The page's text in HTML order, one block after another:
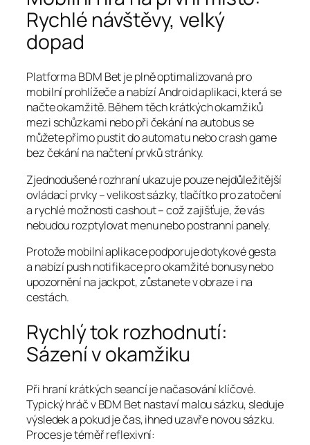
Rychlé návštěvy, velký
dopad
Platforma BDM Bet je plně optimalizovaná pro
mobilní prohlížeče a nabízí Android aplikaci, která se
načte okamžitě. Během těch krátkých okamžiků
mezi schůzkami nebo při čekání na autobus se
můžete přímo pustit do automatu nebo crash game
bez čekání na načtení prvků stránky.
Zjednodušené rozhraní ukazuje pouze nejdůležitější
ovládací prvky – velikost sázky, tlačítko pro zatočení
a rychlé možnosti cashout – což zajišťuje, že vás
nebudou rozptylovat menu nebo postranní panely.
Protože mobilní aplikace podporuje dotykové gesta
a nabízí push notifikace pro okamžité bonusy nebo
upozornění na jackpot, zůstanete v obraze i na
cestách.
Rychlý tok rozhodnutí:
Sázení v okamžiku
Při hraní krátkých seancí je načasování klíčové.
Typický hráč v BDM Bet nastaví malou sázku, sleduje
výsledek a pokud je čas, ihned uzavře novou sázku.
Proces je téměř reflexivní: